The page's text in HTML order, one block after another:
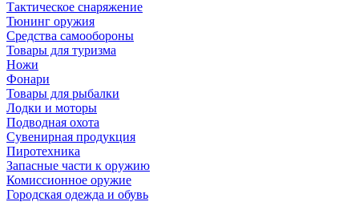
Тактическое снаряжение
Тюнинг оружия
Средства самообороны
Товары для туризма
Ножи
Фонари
Товары для рыбалки
Лодки и моторы
Подводная охота
Сувенирная продукция
Пиротехника
Запасные части к оружию
Комиссионное оружие
Городская одежда и обувь